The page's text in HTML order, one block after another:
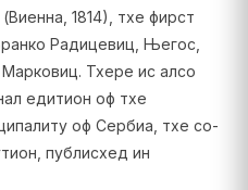
1814), тхе фирст
Радицевиц, Његос,
Тхере ис алсо
едитион оф тхе
оф Сербиа, тхе со-
публисхед ин